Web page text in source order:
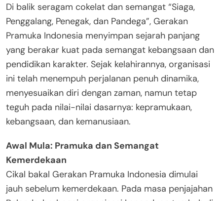
Di balik seragam cokelat dan semangat “Siaga,
Penggalang, Penegak, dan Pandega”, Gerakan
Pramuka Indonesia menyimpan sejarah panjang
yang berakar kuat pada semangat kebangsaan dan
pendidikan karakter. Sejak kelahirannya, organisasi
ini telah menempuh perjalanan penuh dinamika,
menyesuaikan diri dengan zaman, namun tetap
teguh pada nilai-nilai dasarnya: kepramukaan,
kebangsaan, dan kemanusiaan.
Awal Mula: Pramuka dan Semangat
Kemerdekaan
Cikal bakal Gerakan Pramuka Indonesia dimulai
jauh sebelum kemerdekaan. Pada masa penjajahan